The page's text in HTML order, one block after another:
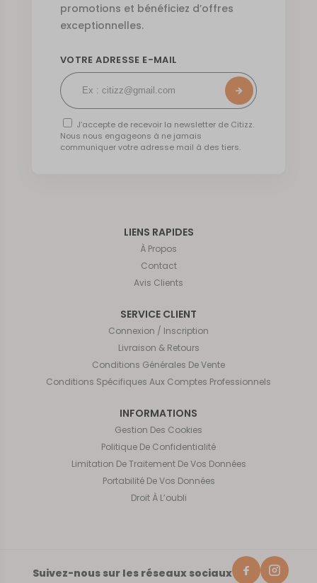
LIENS RAPIDES
À Propos
Contact
Avis Clients
SERVICE CLIENT
Connexion / Inscription
Livraison & Retours
Conditions Générales De Vente
Conditions Spécifiques Aux Comptes Professionnels
INFORMATIONS
Gestion Des Cookies
Politique De Confidentialité
Limitation De Traitement De Vos Données
Portabilité De Vos Données
Droit À L’oubli
Suivez-nous sur les réseaux sociaux
promotions et bénéficiez d’offres
exceptionnelles.
VOTRE ADRESSE E-MAIL
J’accepte de recevoir la newsletter de Citizz.
Nous nous engageons à ne jamais
communiquer votre adresse mail à des tiers.